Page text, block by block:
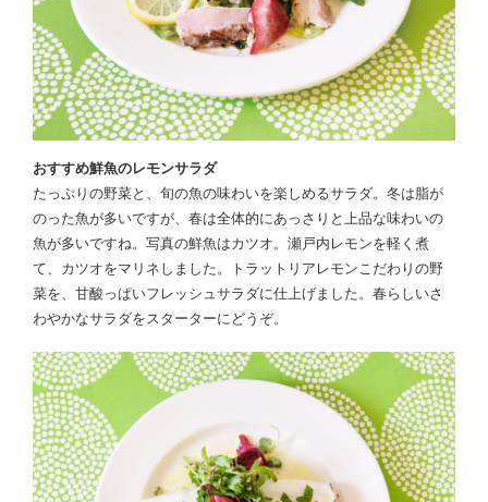
おすすめ鮮魚のレモンサラダ
たっぷりの野菜と、旬の魚の味わいを楽しめるサラダ。冬は脂が
のった魚が多いですが、春は全体的にあっさりと上品な味わいの
魚が多いですね。写真の鮮魚はカツオ。瀬戸内レモンを軽く煮
て、カツオをマリネしました。トラットリアレモンこだわりの野
菜を、甘酸っぱいフレッシュサラダに仕上げました。春らしいさ
わやかなサラダをスターターにどうぞ。